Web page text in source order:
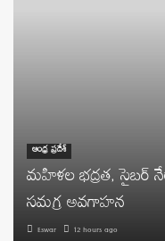
ఆంధ్ర ప్రదేశ్
మహిళల భద్రత, సైబర్
సమగ్ర అవగాహన
Eswar 12 hours ago